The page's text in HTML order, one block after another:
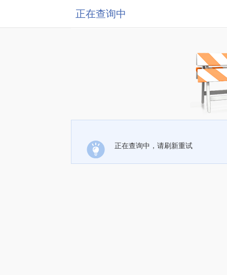
正在查询中
正在查询中，请刷新重试